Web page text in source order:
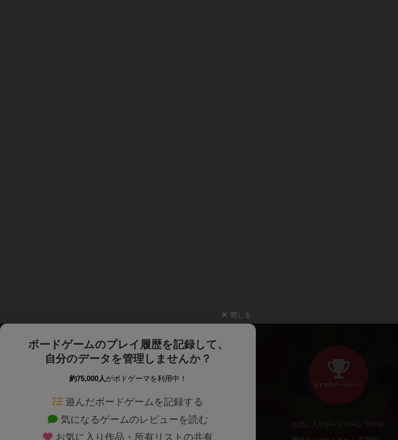
閉じる
ボードゲームのプレイ履歴を記録して、
自分のデータを管理しませんか？
約75,000人がボドゲーマを利用中！
遊んだボードゲームを記録する
気になるゲームのレビューを読む
お気に入り作品・所有リストの共有
ボードゲームを検索する 新作・再入荷情報
おすすめボードゲーム
お気に入りボードゲーム TOP50